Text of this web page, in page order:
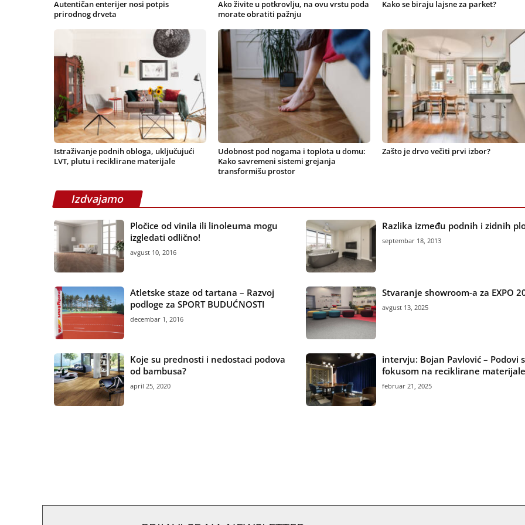
Autentičan enterijer nosi potpis
prirodnog drveta
Ako živite u potkrovlju, na ovu vrstu poda
morate obratiti pažnju
Kako se biraju lajsne za parket?
Istraživanje podnih obloga, uključujući
LVT, plutu i reciklirane materijale
Udobnost pod nogama i toplota u domu:
Kako savremeni sistemi grejanja
transformišu prostor
Zašto je drvo večiti prvi izbor?
Izdvajamo
Pločice od vinila ili linoleuma mogu
izgledati odlično!
avgust 10, 2016
Razlika između podnih i zidnih
septembar 18, 2013
Atletske staze od tartana – Razvoj
podloge za SPORT BUDUĆNOSTI
decembar 1, 2016
Stvaranje showroom-a za EXPO
avgust 13, 2025
Koje su prednosti i nedostaci podova
od bambusa?
april 25, 2020
intervju: Bojan Pavlović – Podovi
fokusom na reciklirane materijale
februar 21, 2025